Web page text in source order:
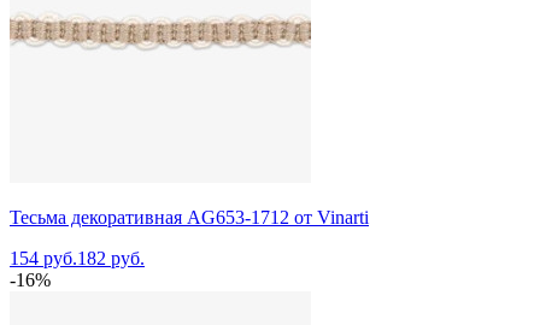
Тесьма декоративная AG653-1712 от Vinarti
154 руб.182 руб.
-16%